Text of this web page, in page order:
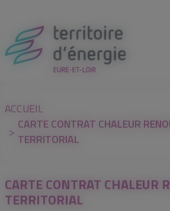
ACCUEIL
CARTE CONTRAT CHALEUR
TERRITORIAL
CARTE CONTRAT CHALEUR
TERRITORIAL